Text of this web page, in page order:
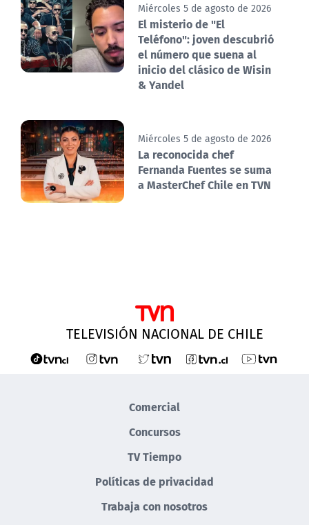
Miércoles 5 de agosto de 2026
El misterio de "El
Teléfono": joven descubrió
el número que suena al
inicio del clásico de Wisin
& Yandel
Miércoles 5 de agosto de 2026
La reconocida chef
Fernanda Fuentes se suma
a MasterChef Chile en TVN
TELEVISIÓN NACIONAL DE CHILE
Comercial
Concursos
TV Tiempo
Políticas de privacidad
Trabaja con nosotros